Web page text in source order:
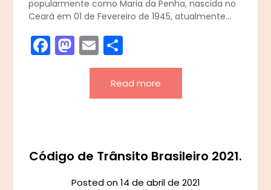
popularmente como Maria da Penha, nascida no
Ceará em 01 de Fevereiro de 1945, atualmente…
Facebook
Mastodon
Email
Read more
Código de Trânsito Brasileiro 2021.
Posted on14 de abril de 2021